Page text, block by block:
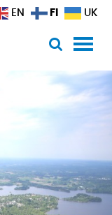
EN FI UK